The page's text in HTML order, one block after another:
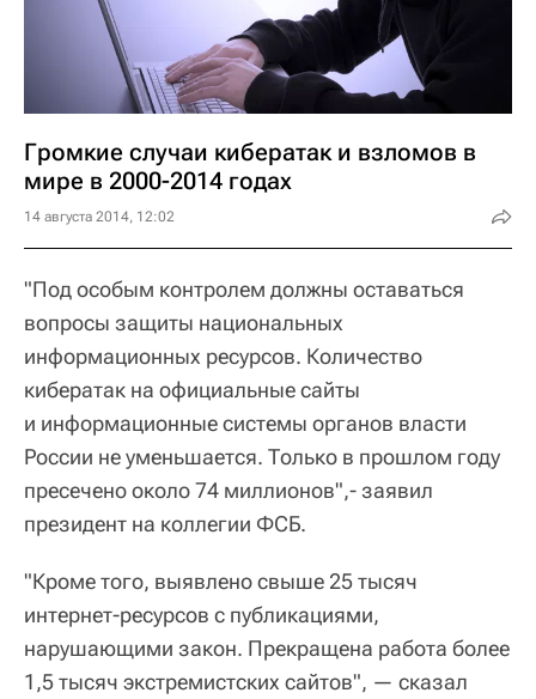
Громкие случаи кибератак и взломов в
мире в 2000-2014 годах
14 августа 2014, 12:02
"Под особым контролем должны оставаться
вопросы защиты национальных
информационных ресурсов. Количество
кибератак на официальные сайты
и информационные системы органов власти
России не уменьшается. Только в прошлом году
пресечено около 74 миллионов",- заявил
президент на коллегии ФСБ.
"Кроме того, выявлено свыше 25 тысяч
интернет-ресурсов с публикациями,
нарушающими закон. Прекращена работа более
1,5 тысяч экстремистских сайтов", — сказал